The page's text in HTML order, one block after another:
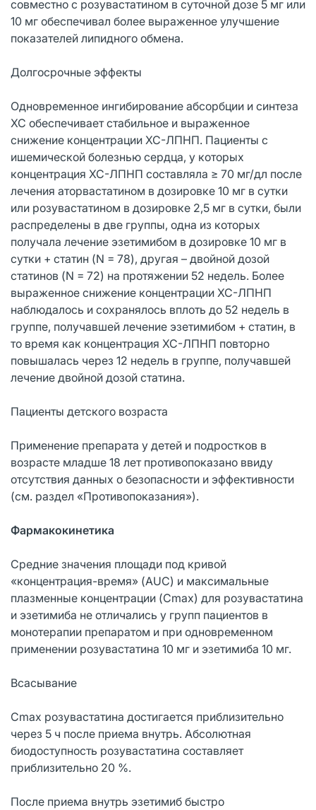
совместно с розувастатином в суточной дозе 5 мг или
10 мг обеспечивал более выраженное улучшение
показателей липидного обмена.
Долгосрочные эффекты
Одновременное ингибирование абсорбции и синтеза
ХС обеспечивает стабильное и выраженное
снижение концентрации ХС-ЛПНП. Пациенты с
ишемической болезнью сердца, у которых
концентрация ХС-ЛПНП составляла ≥ 70 мг/дл после
лечения аторвастатином в дозировке 10 мг в сутки
или розувастатином в дозировке 2,5 мг в сутки, были
распределены в две группы, одна из которых
получала лечение эзетимибом в дозировке 10 мг в
сутки + статин (N = 78), другая – двойной дозой
статинов (N = 72) на протяжении 52 недель. Более
выраженное снижение концентрации ХС-ЛПНП
наблюдалось и сохранялось вплоть до 52 недель в
группе, получавшей лечение эзетимибом + статин, в
то время как концентрация ХС-ЛПНП повторно
повышалась через 12 недель в группе, получавшей
лечение двойной дозой статина.
Пациенты детского возраста
Применение препарата у детей и подростков в
возрасте младше 18 лет противопоказано ввиду
отсутствия данных о безопасности и эффективности
(см. раздел «Противопоказания»).
Фармакокинетика
Средние значения площади под кривой
«концентрация-время» (AUC) и максимальные
плазменные концентрации (Cmax) для розувастатина
и эзетимиба не отличались у групп пациентов в
монотерапии препаратом и при одновременном
применении розувастатина 10 мг и эзетимиба 10 мг.
Всасывание
Cmax розувастатина достигается приблизительно
через 5 ч после приема внутрь. Абсолютная
биодоступность розувастатина составляет
приблизительно 20 %.
После приема внутрь эзетимиб быстро